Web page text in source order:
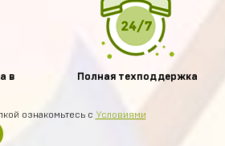
в
Полная техподдержка
ознакомьтесь с Условиями